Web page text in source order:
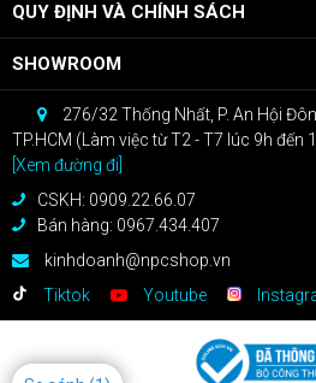
QUY ĐỊNH VÀ CHÍNH SÁCH
SHOWROOM
276/32 Thống Nhất, P. An Hội
TP.HCM (Làm việc từ T2 - T7 lúc 9h đến
[Xem đường đi]
CSKH: 0909.22.66.07
Bán hàng: 0967.434.407
kinhdoanh@npcshop.vn
Tiktok
Youtube